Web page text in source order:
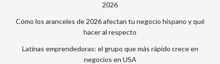
2026
Cómo los aranceles de 2026 afectan tu negocio hispano y qué
hacer al respecto
Latinas emprendedoras: el grupo que más rápido crece en
negocios en USA